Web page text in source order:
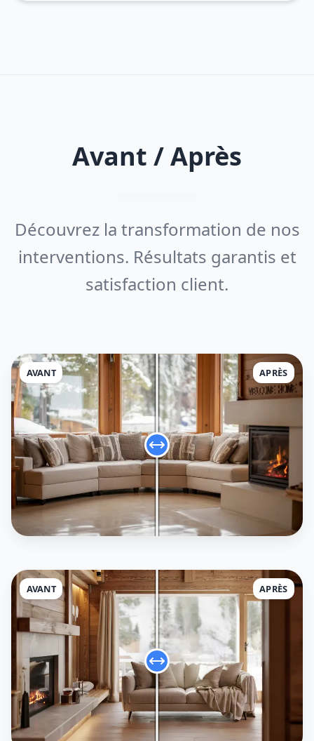
Avant / Après
Découvrez la transformation de nos
interventions. Résultats garantis et
satisfaction client.
AVANT APRÈS
AVANT APRÈS